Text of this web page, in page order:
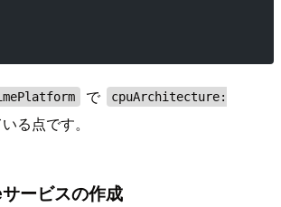
で
cpuArchitecture:
る点です。
ービスの作成